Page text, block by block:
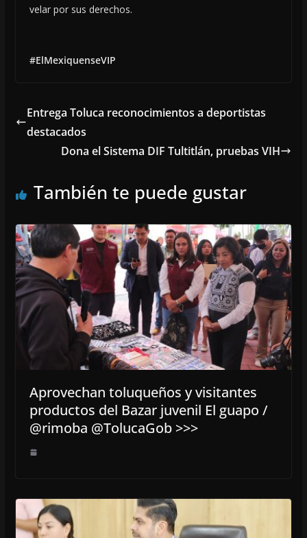
velar por sus derechos.
#ElMexiquenseVIP
Entrega Toluca reconocimientos a deportistas
destacados
Dona el Sistema DIF Tultitlán, pruebas VIH
También te puede gustar
Aprovechan toluqueños y visitantes
productos del Bazar juvenil El guapo /
@rimoba @TolucaGob >>>